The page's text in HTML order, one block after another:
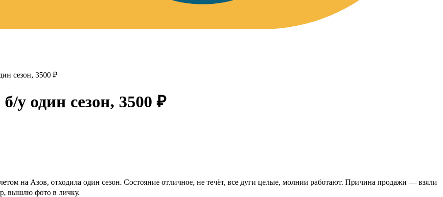
сезон, 3500 ₽
у один сезон, 3500 ₽
на Азов, отходила один сезон. Состояние отличное, не течёт, все дуги целые, молнии работают. Причина продажи — взяли
вышлю фото в личку.